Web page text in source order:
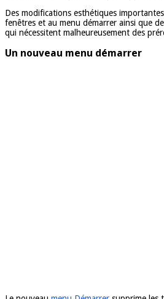
Des modifications esthétiques
fenêtres et au menu démarrer ainsi que
qui nécessitent malheureusement des
Un nouveau menu démarrer